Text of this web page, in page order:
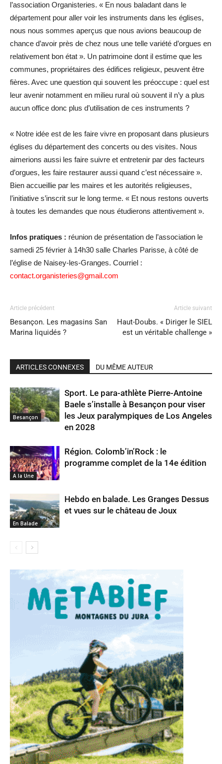
l’association Organisteries. « En nous baladant dans le
département pour aller voir les instruments dans les églises,
nous nous sommes aperçus que nous avions beaucoup de
chance d’avoir près de chez nous une telle variété d’orgues en
relativement bon état ». Un patrimoine dont il estime que les
communes, propriétaires des édifices religieux, peuvent être
fières. Avec une question qui souvent les préoccupe : quel est
leur avenir notamment en milieu rural où souvent il n’y a plus
aucun office donc plus d’utilisation de ces instruments ?
« Notre idée est de les faire vivre en proposant dans plusieurs
églises du département des concerts ou des visites. Nous
aimerions aussi les faire suivre et entretenir par des facteurs
d’orgues, les faire restaurer aussi quand c’est nécessaire ».
Bien accueillie par les maires et les autorités religieuses,
l’initiative s’inscrit sur le long terme. « Et nous restons ouverts
à toutes les demandes que nous étudierons attentivement ».
Infos pratiques : réunion de présentation de l’association le
samedi 25 février à 14h30 salle Charles Parisse, à côté de
l’église de Naisey-les-Granges. Courriel :
contact.organisteries@gmail.com
Article précédent
Besançon. Les magasins San
Marina liquidés ?
Article suivant
Haut-Doubs. « Diriger le SIEL
est un véritable challenge »
ARTICLES CONNEXES DU MÊME AUTEUR
Besançon
Sport. Le para-athlète Pierre-Antoine
Baele s’installe à Besançon pour viser
les Jeux paralympiques de Los Angeles
en 2028
A la Une
Région. Colomb’in’Rock : le
programme complet de la 14e édition
En Balade
Hebdo en balade. Les Granges Dessus
et vues sur le château de Joux